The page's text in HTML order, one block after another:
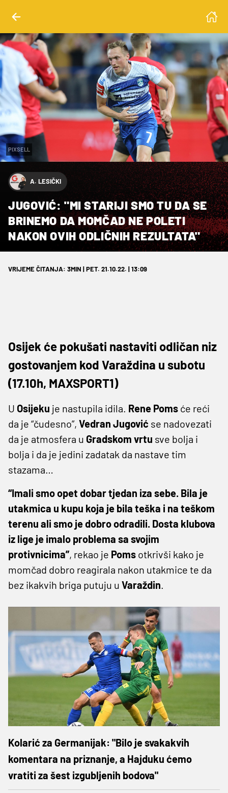
PIXSELL
A. LESIČKI
JUGOVIĆ: "MI STARIJI SMO TU DA SE
BRINEMO DA MOMČAD NE POLETI
NAKON OVIH ODLIČNIH REZULTATA"
VRIJEME ČITANJA: 3MIN | PET. 21.10.22. | 13:09
Osijek će pokušati nastaviti odličan niz
gostovanjem kod Varaždina u subotu
(17.10h, MAXSPORT1)
U Osijeku je nastupila idila. Rene Poms će reći
da je “čudesno”, Vedran Jugović se nadovezati
da je atmosfera u Gradskom vrtu sve bolja i
bolja i da je jedini zadatak da nastave tim
stazama…
“Imali smo opet dobar tjedan iza sebe. Bila je
utakmica u kupu koja je bila teška i na teškom
terenu ali smo je dobro odradili. Dosta klubova
iz lige je imalo problema sa svojim
protivnicima”, rekao je Poms otkrivši kako je
momčad dobro reagirala nakon utakmice te da
bez ikakvih briga putuju u Varaždin.
Kolarić za Germanijak: "Bilo je svakakvih
komentara na priznanje, a Hajduku ćemo
vratiti za šest izgubljenih bodova"